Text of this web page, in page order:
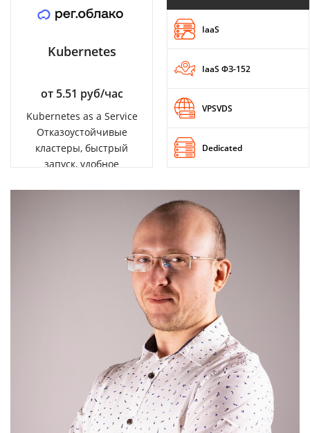
Kubernetes
от 5.51 руб/час
Kubernetes as a Service
Отказоустойчивые
кластеры, быстрый
запуск, удобное
IaaS
IaaS ФЗ-152
VPSVDS
Dedicated